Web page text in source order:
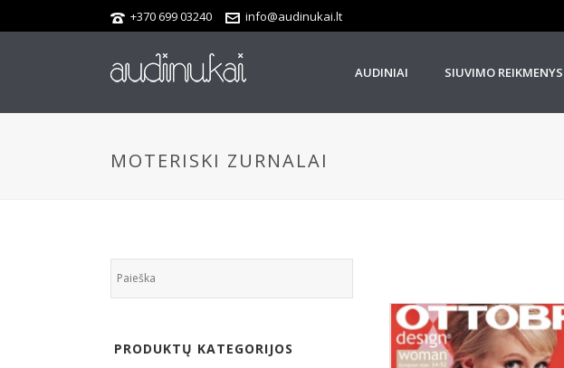
+370 699 03240 info@audinukai.lt
AUDINIAI SIUVIMO REIKMENYS
MOTERISKI ZURNALAI
PRODUKTŲ KATEGORIJOS